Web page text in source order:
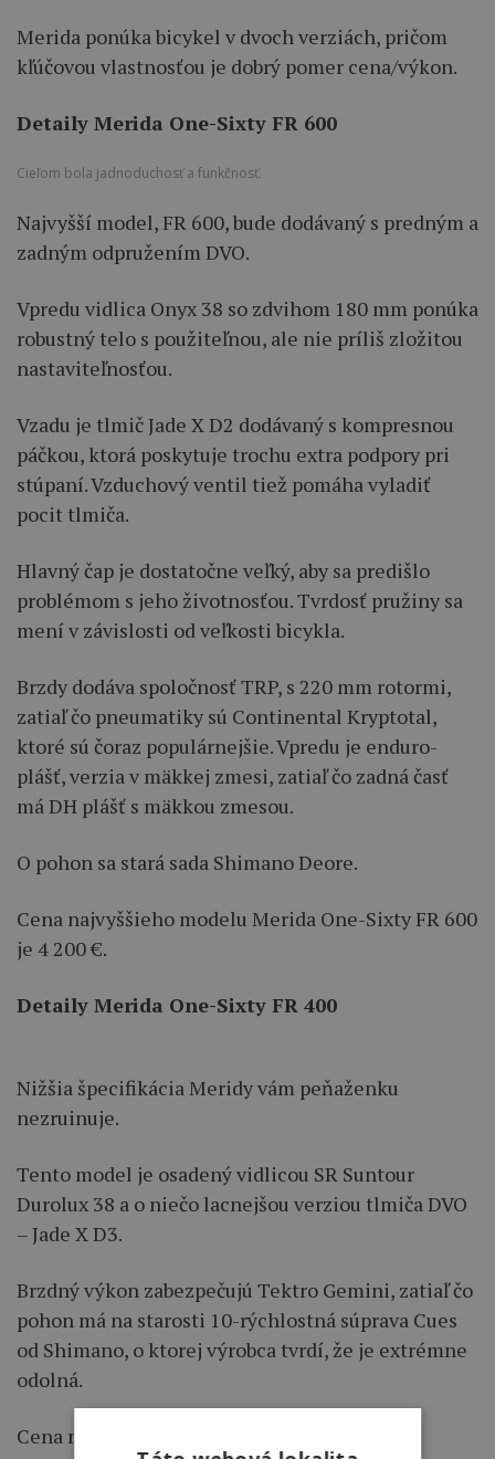
Merida ponúka bicykel v dvoch verziách, pričom
kľúčovou vlastnosťou je dobrý pomer cena/výkon.
Detaily Merida One-Sixty FR 600
Cieľom bola jadnoduchosť a funkčnosť.
Najvyšší model, FR 600, bude dodávaný s predným a
zadným odpružením DVO.
Vpredu vidlica Onyx 38 so zdvihom 180 mm ponúka
robustný telo s použiteľnou, ale nie príliš zložitou
nastaviteľnosťou.
Vzadu je tlmič Jade X D2 dodávaný s kompresnou
páčkou, ktorá poskytuje trochu extra podpory pri
stúpaní. Vzduchový ventil tiež pomáha vyladiť
pocit tlmiča.
Hlavný čap je dostatočne veľký, aby sa predišlo
problémom s jeho životnosťou. Tvrdosť pružiny sa
mení v závislosti od veľkosti bicykla.
Brzdy dodáva spoločnosť TRP, s 220 mm rotormi,
zatiaľ čo pneumatiky sú Continental Kryptotal,
ktoré sú čoraz populárnejšie. Vpredu je enduro-
plášť, verzia v mäkkej zmesi, zatiaľ čo zadná časť
má DH plášť s mäkkou zmesou.
O pohon sa stará sada Shimano Deore.
Cena najvyššieho modelu Merida One-Sixty FR 600
je 4 200 €.
Detaily Merida One-Sixty FR 400
Nižšia špecifikácia Meridy vám peňaženku
nezruinuje.
Tento model je osadený vidlicou SR Suntour
Durolux 38 a o niečo lacnejšou verziou tlmiča DVO
– Jade X D3.
Brzdný výkon zabezpečujú Tektro Gemini, zatiaľ čo
pohon má na starosti 10-rýchlostná súprava Cues
od Shimano, o ktorej výrobca tvrdí, že je extrémne
odolná.
Cena nižšej špecifikácie je 3 360 €.